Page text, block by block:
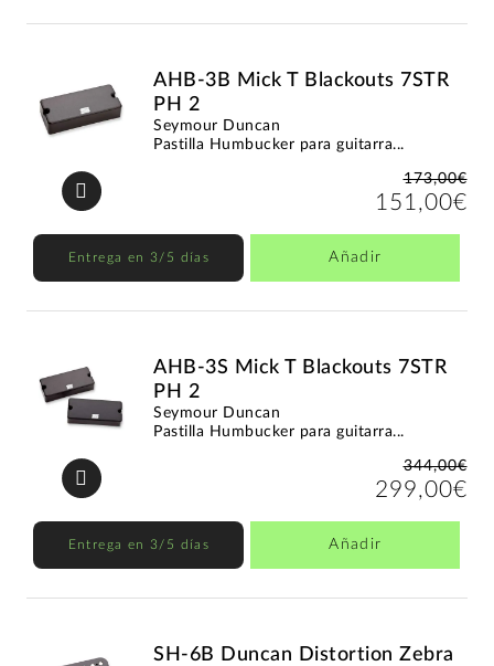
AHB-3B Mick T Blackouts 7STR
PH 2
Seymour Duncan
Pastilla Humbucker para guitarra...
173,00€
151,00€
Entrega en 3/5 días Añadir
AHB-3S Mick T Blackouts 7STR
PH 2
Seymour Duncan
Pastilla Humbucker para guitarra...
344,00€
299,00€
Entrega en 3/5 días Añadir
SH-6B Duncan Distortion Zebra